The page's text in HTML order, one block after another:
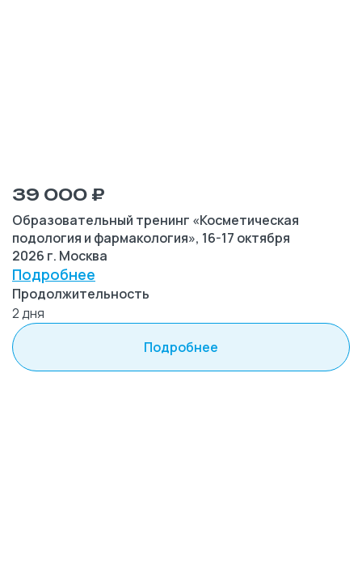
39 000 ₽
Образовательный тренинг «Косметическая
подология и фармакология», 16-17 октября
2026 г. Москва
Подробнее
Продолжительность
2 дня
Подробнее